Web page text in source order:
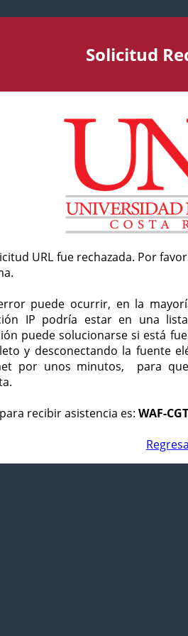
Solicitud
URL fue rechazada. Por
puede ocurrir, en la
IP podría estar en una
puede solucionarse si está
y desconectando la fuente
por unos minutos, para
recibir asistencia es: WAF-